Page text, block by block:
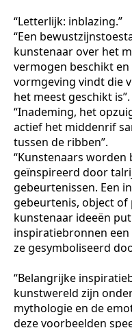
“Letterlijk: inblazing.”
“Een
kunstenaar over het
vermogen beschikt
vormgeving vindt die
het meest geschikt is”.
“Inademing, het
actief het middenrif
tussen de ribben”.
“Kunstenaars
geïnspireerd door
gebeurtenissen. Een
gebeurtenis, object
kunstenaar ideeën
inspiratiebronnen
ze gesymboliseerd
“Belangrijke
kunstwereld zijn
mythologie en de
deze voorbeelden